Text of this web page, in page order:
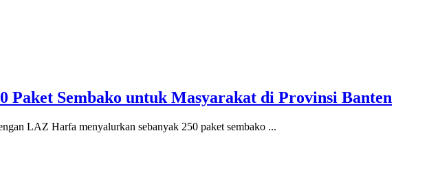
Sembako untuk Masyarakat di Provinsi Banten
LAZ Harfa menyalurkan sebanyak 250 paket sembako ...